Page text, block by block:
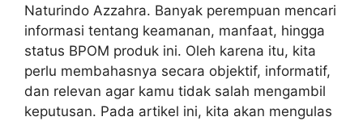
Naturindo Azzahra. Banyak perempuan mencari
informasi tentang keamanan, manfaat, hingga
status BPOM produk ini. Oleh karena itu, kita
perlu membahasnya secara objektif, informatif,
dan relevan agar kamu tidak salah mengambil
keputusan. Pada artikel ini, kita akan mengulas